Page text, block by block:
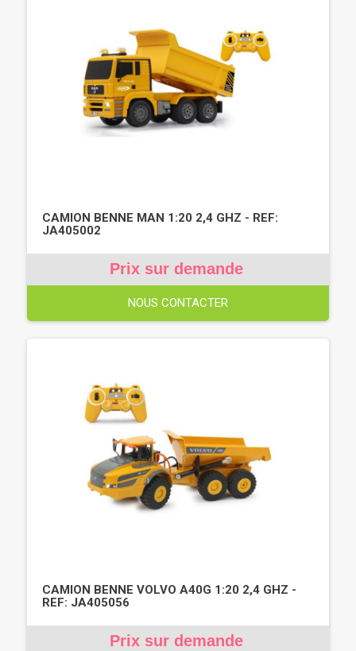
CAMION BENNE MAN 1:20 2,4 GHZ - REF:
JA405002
Prix sur demande
NOUS CONTACTER
CAMION BENNE VOLVO A40G 1:20 2,4 GHZ -
REF: JA405056
Prix sur demande